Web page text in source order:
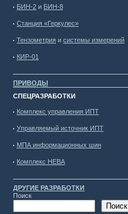
БИН-2 и БИН-8
Станция «Геркулес»
Тензометрия и системы измерений
КИР-01
ПРИВОДЫ
СПЕЦРАЗРАБОТКИ
Комплекс управления ИПТ
Управляемый источник ИПТ
МПА информационных шин
Комплекс НЕВА
ДРУГИЕ РАЗРАБОТКИ
Поиск
Поиск